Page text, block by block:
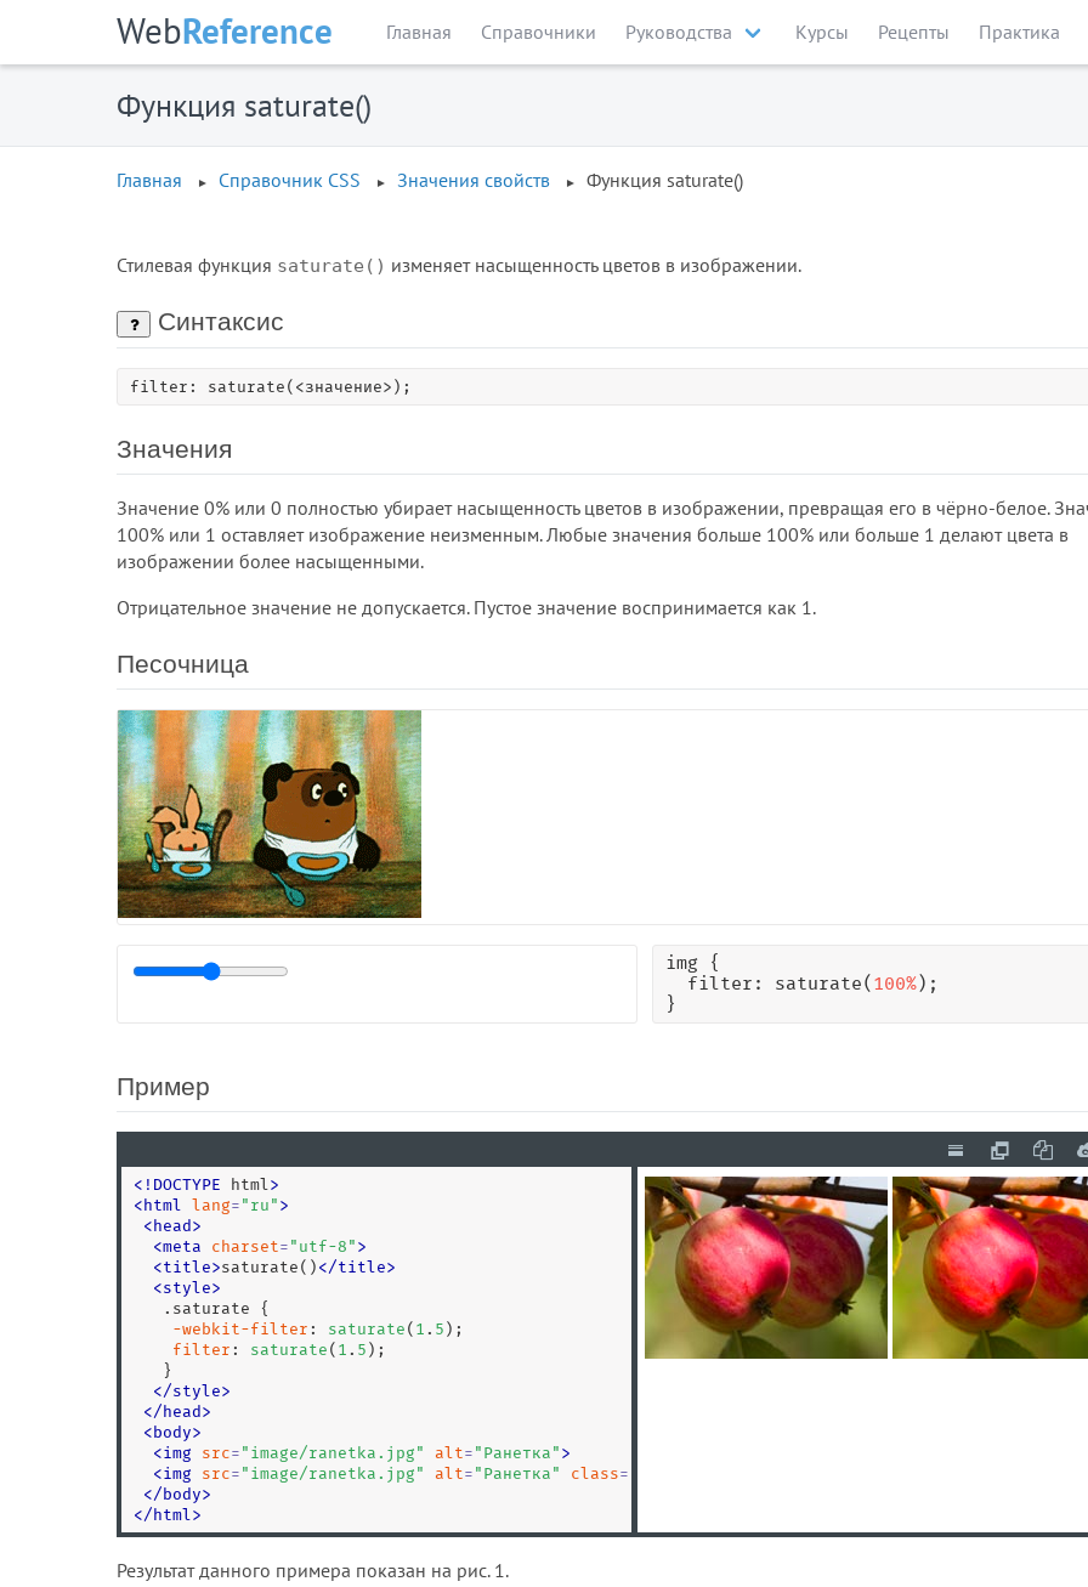
WebReference Главная Справочники Руководства Курсы Рецепты Практика
Функция saturate()
Главная Справочник CSS Значения свойств Функция saturate()
Стилевая функция saturate() изменяет насыщенность цветов в изображении.
Синтаксис
filter: saturate(<значение>);
Значения
Значение 0% или 0 полностью убирает насыщенность цветов в изображении, превращая его в чёрно-белое.
100% или 1 оставляет изображение неизменным. Любые значения больше 100% или больше 1 делают цвета в
изображении более насыщенными.
Отрицательное значение не допускается. Пустое значение воспринимается как 1.
Песочница
img {
  filter: saturate(
100%);
}
Пример
< ! DOCTYPE html >
< html lang= " ru " >
< head >
<meta charset= " utf-8 " >
<title>saturate() </title>
<style>
.saturate {
-webkit-filter : saturate ( 1 . 5 );
filter : saturate ( 1 . 5 );
   }
</style>
</ head >
< body>
<img src= " image/ranetka.jpg " alt= " Ранетка " >
<img src= " image/ranetka.jpg " alt= " Ранетка " class=
</ body>
</ html >
Результат данного примера показан на рис. 1.